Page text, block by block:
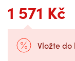
1 571 Kč
Vložte do